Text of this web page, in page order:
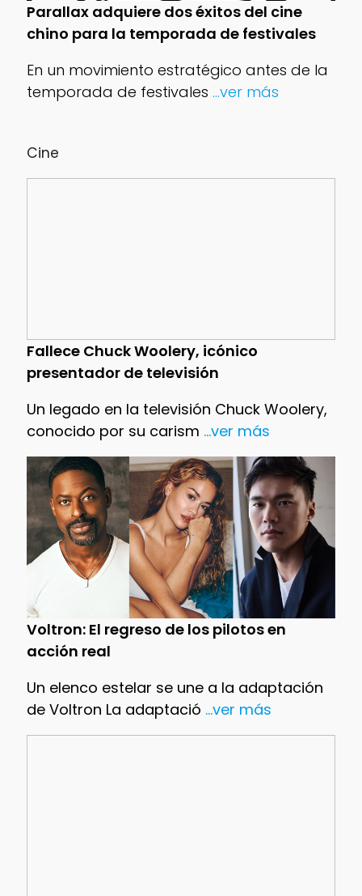
Cine
Fallece Chuck Woolery, icónico
presentador de televisión
Un legado en la televisión Chuck Woolery,
conocido por su carism ...ver más
Voltron: El regreso de los pilotos en
acción real
Un elenco estelar se une a la adaptación
de Voltron La adaptació ...ver más
Parallax adquiere dos éxitos del cine
chino para la temporada de festivales
En un movimiento estratégico antes de la
temporada de festivales ...ver más